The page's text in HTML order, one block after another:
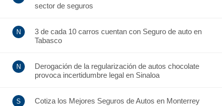
sector de seguros
3 de cada 10 carros cuentan con Seguro de auto en
Tabasco
Derogación de la regularización de autos chocolate
provoca incertidumbre legal en Sinaloa
Cotiza los Mejores Seguros de Autos en Monterrey